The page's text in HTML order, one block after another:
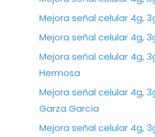
Mejora señal celular 4g,
Mejora señal celular 4g,
Mejora señal celular 4g,
Hermosa
Mejora señal celular 4g,
Garza García
Mejora señal celular 4g,